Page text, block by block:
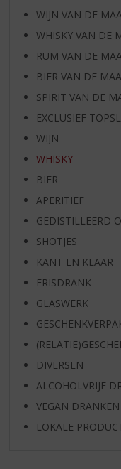
WIJN VAN DE
WHISKY VAN DE
RUM VAN DE
BIER VAN DE
SPIRIT VAN DE
EXCLUSIEF
WIJN
WHISKY
BIER
APERITIEF
GEDISTILLEERD
SHOTJES
KANT EN KLAAR
FRISDRANK
GLASWERK
DIVERSEN
ALCOHOLVRIJE
VEGAN DRANKEN
LOKALE